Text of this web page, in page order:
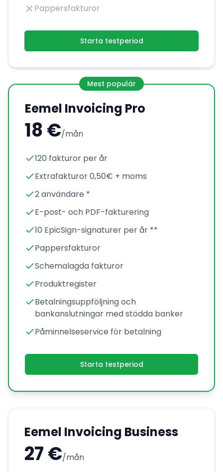
Pappersfakturor
Starta testperiod
Mest populär
Eemel Invoicing Pro
18 €/mån
120 fakturor per år
Extrafakturor 0,50€ + moms
2 användare *
E-post- och PDF-fakturering
10 EpicSign-signaturer per år **
Pappersfakturor
Schemalagda fakturor
Produktregister
Betalningsuppföljning och
bankanslutningar med stödda banker
Påminnelseservice för betalning
Starta testperiod
Eemel Invoicing Business
27 €/mån